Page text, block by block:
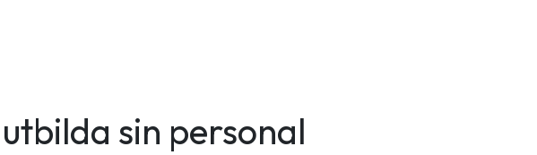
sin personal